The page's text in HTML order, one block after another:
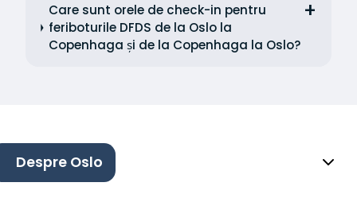
Care sunt orele de check-in pentru
feriboturile DFDS de la Oslo la
Copenhaga și de la Copenhaga la Oslo?
Despre Oslo